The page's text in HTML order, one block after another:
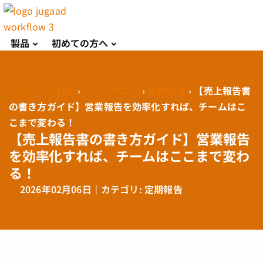
製品 初めての方へ
› › ›
【売上報告書
の書き方ガイド】営業報告を効率化すれば、チームはこ
こまで変わる！
【売上報告書の書き方ガイド】営業報告
を効率化すれば、チームはここまで変わ
る！
2026年02月06日 ｜カテゴリ: 定期報告